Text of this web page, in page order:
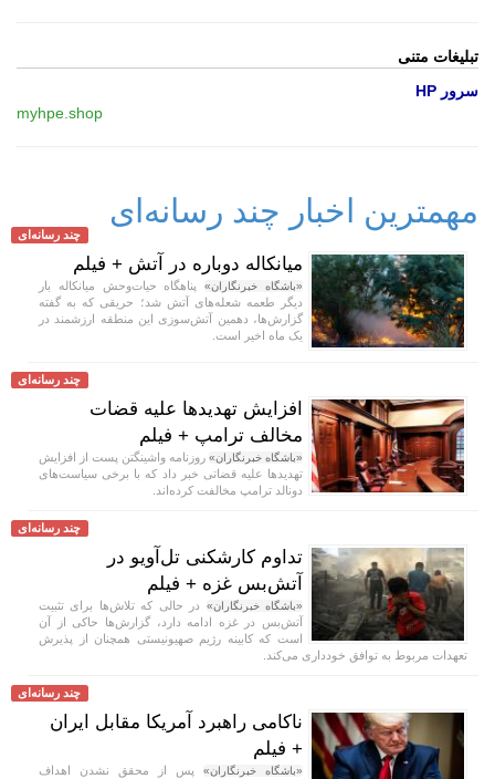
تبلیغات متنی
سرور HP
myhpe.shop
مهمترین اخبار چند رسانه‌ای
چند رسانه‌ای
میانکاله دوباره در آتش + فیلم
«باشگاه خبرنگاران»پناهگاه حیات‌وحش میانکاله بار
دیگر طعمه شعله‌های آتش شد؛ حریقی که به گفته
گزارش‌ها، دهمین آتش‌سوزی این منطقه ارزشمند در
یک ماه اخیر است.
چند رسانه‌ای
افزایش تهدید‌ها علیه قضات
مخالف ترامپ + فیلم
«باشگاه خبرنگاران» روزنامه واشینگتن پست از افزایش
تهدید‌ها علیه قضاتی خبر داد که با برخی سیاست‌های
دونالد ترامپ مخالفت کرده‌اند.
چند رسانه‌ای
تداوم کارشکنی تل‌آویو در
آتش‌بس غزه + فیلم
«باشگاه خبرنگاران» در حالی که تلاش‌ها برای تثبیت
آتش‌بس در غزه ادامه دارد، گزارش‌ها حاکی از آن
است که کابینه رژیم صهیونیستی همچنان از پذیرش
تعهدات مربوط به توافق خودداری می‌کند.
چند رسانه‌ای
ناکامی راهبرد آمریکا مقابل ایران
+ فیلم
«باشگاه خبرنگاران» پس از محقق نشدن اهداف